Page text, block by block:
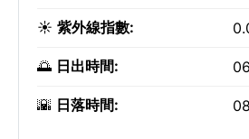
☀️ 紫外線指數:
🌅 日出時間:
🌇 日落時間: